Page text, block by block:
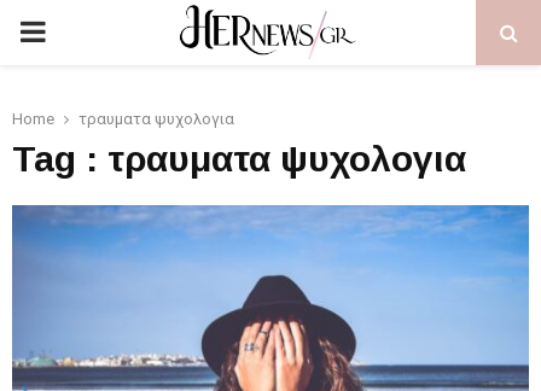
PRIMARY
Home τραυματα ψυχολογια
Tag : τραυματα ψυχολογια